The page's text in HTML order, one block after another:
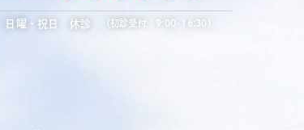
日曜・祝日 休診 （初診受付：9:00-16:30）